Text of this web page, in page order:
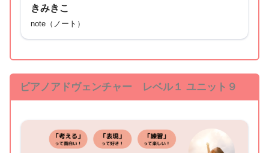
きみきこ
note（ノート）
ピアノアドヴェンチャー レベル１ ユニット９